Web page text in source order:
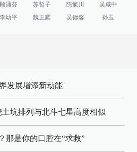
顾诵芬 苏哲子 陈毓川
吴咸中
李幼平 魏正耀 吴德馨 孙玉
发展增添新动能
坑排列与北斗七星高度相似
那是你的口腔在“求救”